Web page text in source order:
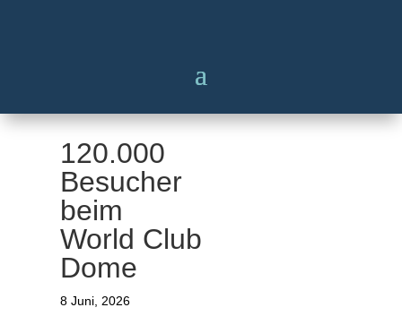
120.000
Besucher
beim
World Club
Dome
8 Juni, 2026